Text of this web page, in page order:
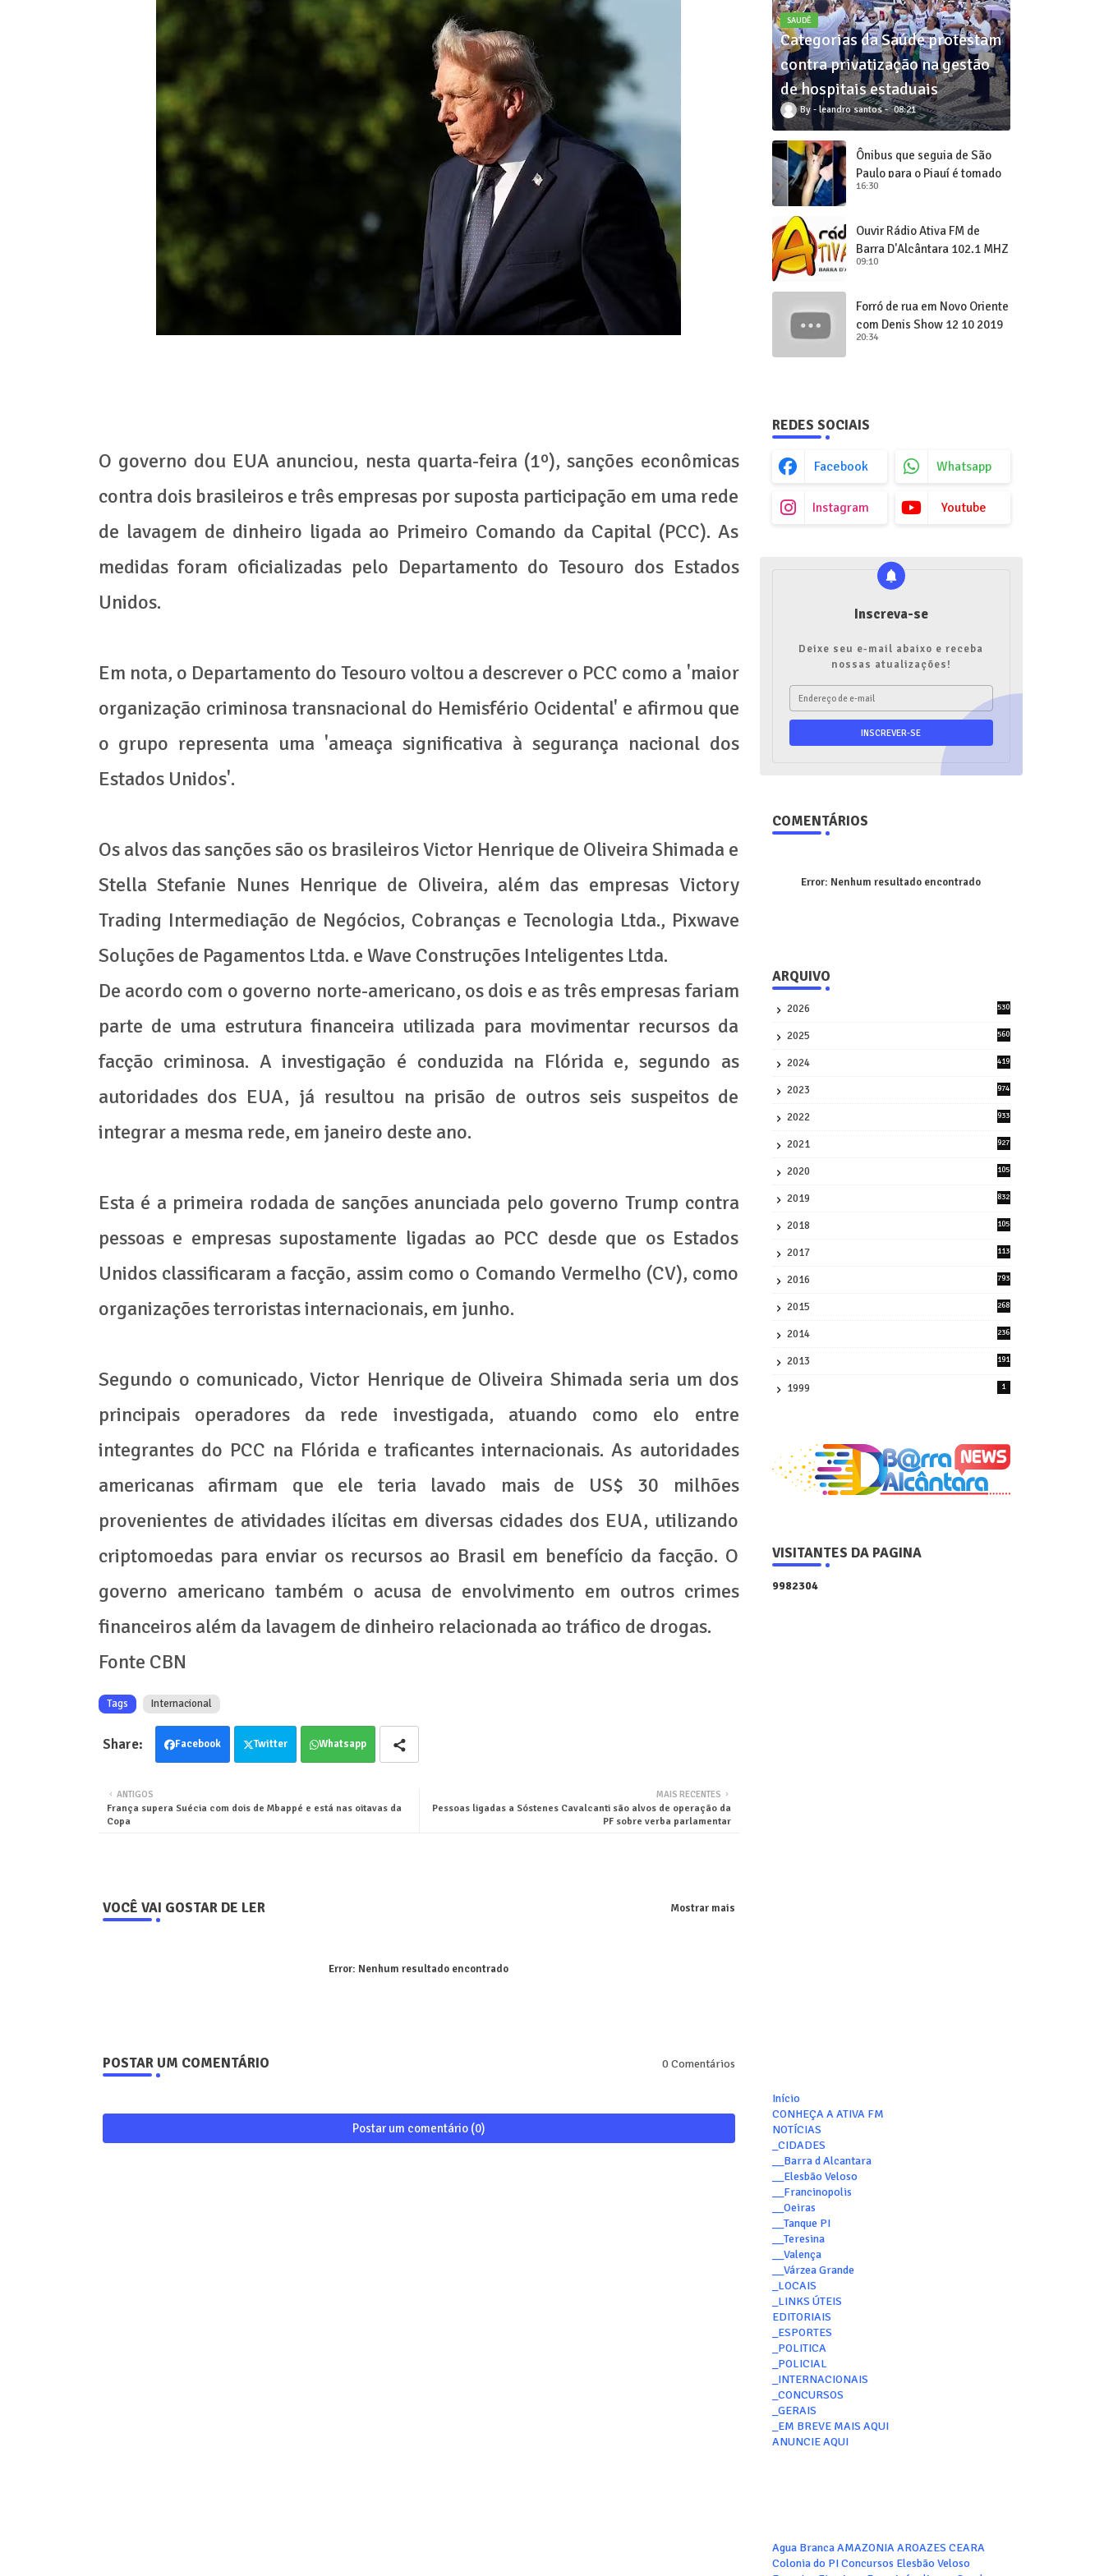
O governo dou EUA anunciou, nesta quarta-feira (1º), sanções econômicas
contra dois brasileiros e três empresas por suposta participação em uma rede
de lavagem de dinheiro ligada ao Primeiro Comando da Capital (PCC). As
medidas foram oficializadas pelo Departamento do Tesouro dos Estados
Unidos.
Em nota, o Departamento do Tesouro voltou a descrever o PCC como a 'maior
organização criminosa transnacional do Hemisfério Ocidental' e afirmou que
o grupo representa uma 'ameaça significativa à segurança nacional dos
Estados Unidos'.
Os alvos das sanções são os brasileiros Victor Henrique de Oliveira Shimada e
Stella Stefanie Nunes Henrique de Oliveira, além das empresas Victory
Trading Intermediação de Negócios, Cobranças e Tecnologia Ltda., Pixwave
Soluções de Pagamentos Ltda. e Wave Construções Inteligentes Ltda.
De acordo com o governo norte-americano, os dois e as três empresas fariam
parte de uma estrutura financeira utilizada para movimentar recursos da
facção criminosa. A investigação é conduzida na Flórida e, segundo as
autoridades dos EUA, já resultou na prisão de outros seis suspeitos de
integrar a mesma rede, em janeiro deste ano.
Esta é a primeira rodada de sanções anunciada pelo governo Trump contra
pessoas e empresas supostamente ligadas ao PCC desde que os Estados
Unidos classificaram a facção, assim como o Comando Vermelho (CV), como
organizações terroristas internacionais, em junho.
Segundo o comunicado, Victor Henrique de Oliveira Shimada seria um dos
principais operadores da rede investigada, atuando como elo entre
integrantes do PCC na Flórida e traficantes internacionais. As autoridades
americanas afirmam que ele teria lavado mais de US$ 30 milhões
provenientes de atividades ilícitas em diversas cidades dos EUA, utilizando
criptomoedas para enviar os recursos ao Brasil em benefício da facção. O
governo americano também o acusa de envolvimento em outros crimes
financeiros além da lavagem de dinheiro relacionada ao tráfico de drogas.
Fonte CBN
Tags Internacional
Facebook Twitter Whatsapp
MAIS RECENTES
Pessoas ligadas a Sóstenes Cavalcanti são alvos de operação da
PF sobre verba parlamentar
ANTIGOS
França supera Suécia com dois de Mbappé e está nas oitavas da
Copa
VOCÊ VAI GOSTAR DE LER Mostrar mais
Error: Nenhum resultado encontrado
POSTAR UM COMENTÁRIO 0 Comentários
Postar um comentário (0)
SAUDÊ
Categorias da Saúde protestam
contra privatização na gestão
de hospitais estaduais
leandro santos 08:21
Ônibus que seguia de São
Paulo para o Piauí é tomado
de assalto
16:30
Ouvir Rádio Ativa FM de
Barra D'Alcântara 102,1 MHZ
09:10
Forró de rua em Novo Oriente
com Denis Show 12 10 2019
20:34
REDES SOCIAIS
Facebook Whatsapp
Instagram Youtube
Inscreva-se
Deixe seu e-mail abaixo e receba
nossas atualizações!
COMENTÁRIOS
Error: Nenhum resultado encontrado
ARQUIVO
2026
530
2025
560
2024
419
2023
974
2022
933
2021
927
2020
105
2019
832
2018
105
2017
113
2016
793
2015
268
2014
236
2013
191
1999 1
VISITANTES DA PAGINA
9982304
Início
CONHEÇA A ATIVA FM
NOTÍCIAS
_CIDADES
__Barra d Alcantara
__Elesbão Veloso
__Francinopolis
__Oeiras
__Tanque PI
__Teresina
__Valença
__Várzea Grande
_LOCAIS
_LINKS ÚTEIS
EDITORIAIS
_ESPORTES
_POLITICA
_POLICIAL
_INTERNACIONAIS
_CONCURSOS
_GERAIS
_EM BREVE MAIS AQUI
ANUNCIE AQUI
Agua Branca AMAZONIA AROAZES CEARA
Colonia do PI Concursos Elesbão Veloso